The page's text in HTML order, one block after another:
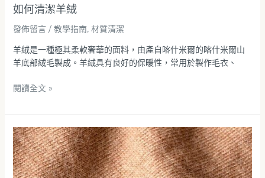
如何清潔羊絨
發佈留言 / 教學指南, 材質清潔
羊絨是一種極其柔軟奢華的面料，由產自喀什米爾的喀什米爾山
羊底部絨毛製成。羊絨具有良好的保暖性，常用於製作毛衣、
閱讀全文 »
如
何
清
潔